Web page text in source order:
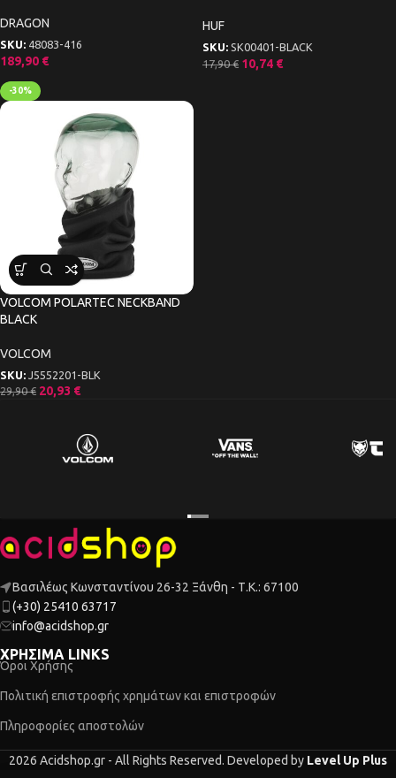
DRAGON
SKU: 48083-416
189,90 €
HUF
SKU: SK00401-BLACK
17,90€ 10,74 €
-30%
VOLCOM POLARTEC NECKBAND
BLACK
VOLCOM
SKU: J5552201-BLK
29,90€ 20,93 €
Βασιλέως Κωνσταντίνου 26-32 Ξάνθη - Τ.Κ.: 67100
(+30) 25410 63717
info@acidshop.gr
ΧΡΗΣΙΜΑ LINKS
Όροι Χρήσης
Πολιτική επιστροφής χρημάτων και επιστροφών
Πληροφορίες αποστολών
2026 Acidshop.gr - All Rights Reserved. Developed by Level Up Plus